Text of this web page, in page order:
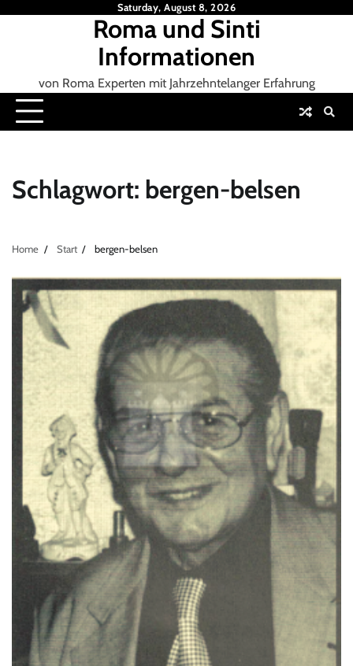
Saturday, August 8, 2026
Roma und Sinti
Informationen
von Roma Experten mit Jahrzehntelanger Erfahrung
Schlagwort: bergen-belsen
Home Start bergen-belsen